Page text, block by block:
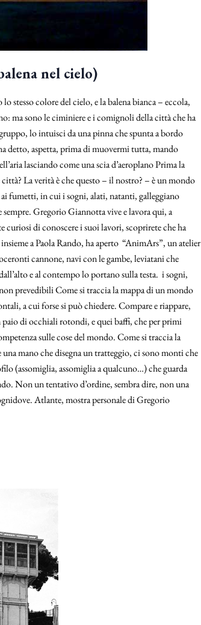
nel cielo)
stesso colore del cielo, e la balena bianca – eccola,
ma sono le ciminiere e i comignoli della città che ha
lo intuisci da una pinna che spunta a bordo
detto, aspetta, prima di muovermi tutta, mando
lasciando come una scia d’aeroplano Prima la
La verità è che questo – il nostro? – è un mondo
fumetti, in cui i sogni, alati, natanti, galleggiano
Gregorio Giannotta vive e lavora qui, a
curiosi di conoscere i suoi lavori, scoprirete che ha
a Paola Rando, ha aperto “AnimArs”, un atelier
cannone, navi con le gambe, leviatani che
e al contempo lo portano sulla testa. i sogni,
prevedibili Come si traccia la mappa di un mondo
a cui forse si può chiedere. Compare e riappare,
di occhiali rotondi, e quei baffi, che per primi
sulle cose del mondo. Come si traccia la
una mano che disegna un tratteggio, ci sono monti che
(assomiglia, assomiglia a qualcuno…) che guarda
Non un tentativo d’ordine, sembra dire, non una
Atlante, mostra personale di Gregorio